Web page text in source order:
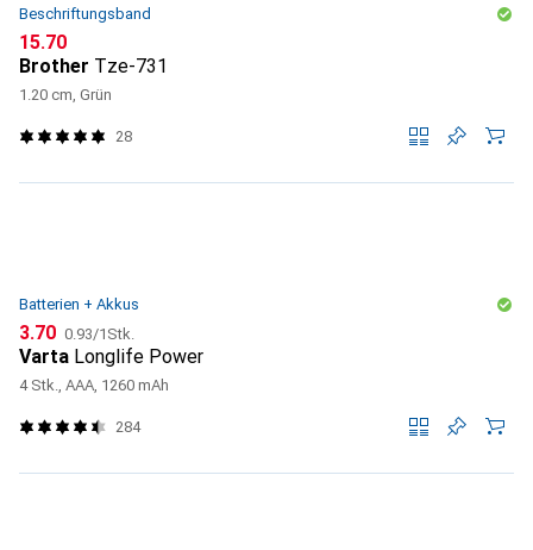
Beschriftungsband
CHF
15.70
Brother Tze-731
1.20 cm, Grün
28
Batterien + Akkus
CHF
3.70 CHF
0.93/1Stk.
Varta Longlife Power
4 Stk., AAA, 1260 mAh
284